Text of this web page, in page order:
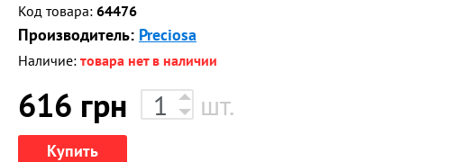
Код товара: 64476
Производитель: Preciosa
Наличие: товара нет в наличии
616 грн шт.
Купить